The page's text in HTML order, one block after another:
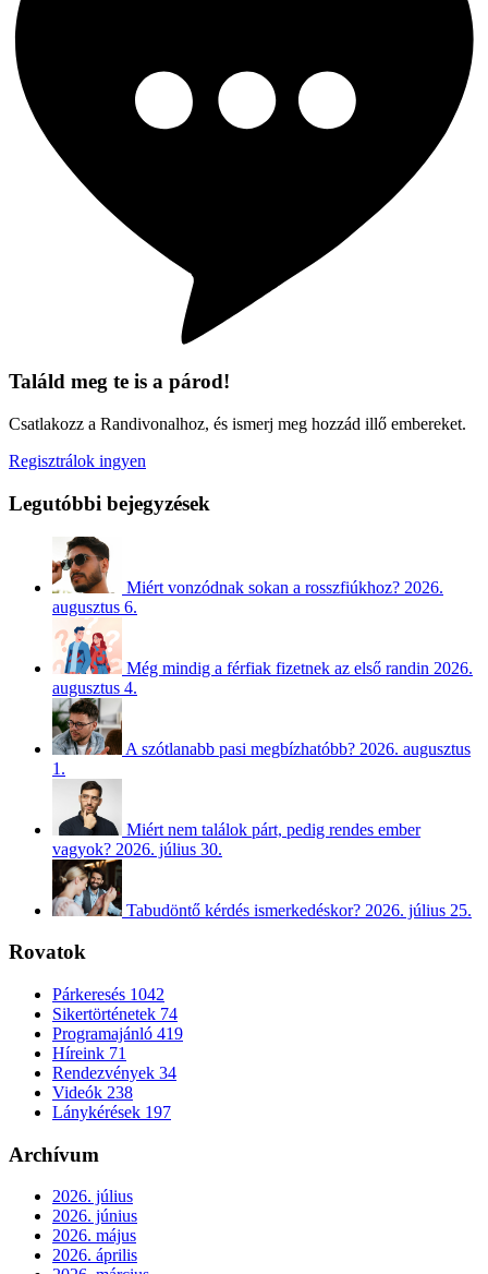
Találd meg te is a párod!
Csatlakozz a Randivonalhoz, és ismerj meg hozzád illő embereket.
Regisztrálok ingyen
Legutóbbi bejegyzések
Miért vonzódnak sokan a rosszfiúkhoz? 2026.
augusztus 6.
Még mindig a férfiak fizetnek az első randin 2026.
augusztus 4.
A szótlanabb pasi megbízhatóbb? 2026. augusztus
1.
Miért nem találok párt, pedig rendes ember
vagyok? 2026. július 30.
Tabudöntő kérdés ismerkedéskor? 2026. július 25.
Rovatok
Párkeresés 1042
Sikertörténetek 74
Programajánló 419
Híreink 71
Rendezvények 34
Videók 238
Lánykérések 197
Archívum
2026. július
2026. június
2026. május
2026. április